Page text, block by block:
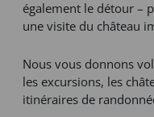
également le détour –
une visite du château
Nous vous donnons
les excursions, les
itinéraires de